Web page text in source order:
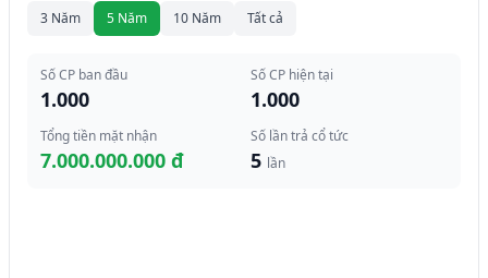
3 Năm 5 Năm 10 Năm Tất cả
Số CP ban đầu
1.000
Số CP hiện tại
1.000
Tổng tiền mặt nhận
7.000.000.000 đ
Số lần trả cổ tức
5 lần